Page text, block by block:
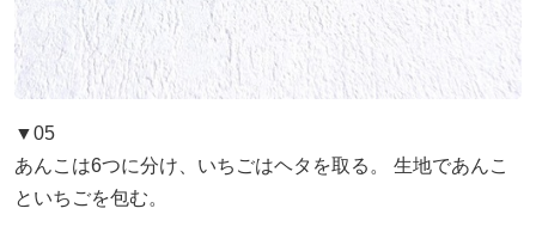
▼05
あんこは6つに分け、いちごはヘタを取る。 生地であんこ
といちごを包む。